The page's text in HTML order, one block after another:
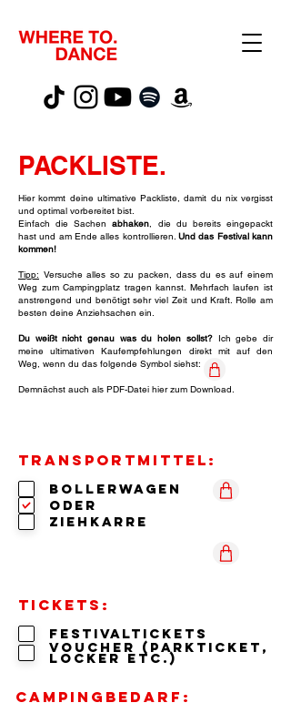
PACKLISTE.
Hier kommt deine ultimative Packliste, damit du nix vergisst
und optimal vorbereitet bist.
Einfach die Sachenabhaken, die du bereits eingepackt
hast und am Ende alles kontrollieren. Und das Festival kann
kommen!
Tipp: Versuche alles so zu packen, dass du es auf einem
Weg zum Campingplatz tragen kannst. Mehrfach laufen ist
anstrengend und benötigt sehr viel Zeit und Kraft. Rolle am
besten deine Anziehsachen ein.
Du weißt nicht genau was du holen sollst?Ich gebe dir
meine ultimativen Kaufempfehlungen direkt mit auf den
Weg, wenn du das folgende Symbol siehst:
Demnächst auch als PDF-Datei hier zum Download.
Transportmittel:
Bollerwagen
ODER
Ziehkarre
Tickets:
Festivaltickets
Voucher (Parkticket,
Locker etc.)
Campingbedarf: